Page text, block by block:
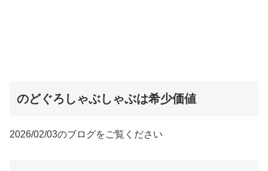
のどぐろしゃぶしゃぶは希少価値
2026/02/03のブログをご覧ください